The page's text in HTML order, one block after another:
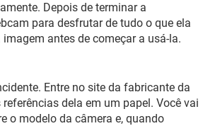
Depois de terminar a
para desfrutar de tudo o que ela
antes de começar a usá-la.
Entre no site da fabricante da
dela em um papel. Você vai
o modelo da câmera e, quando